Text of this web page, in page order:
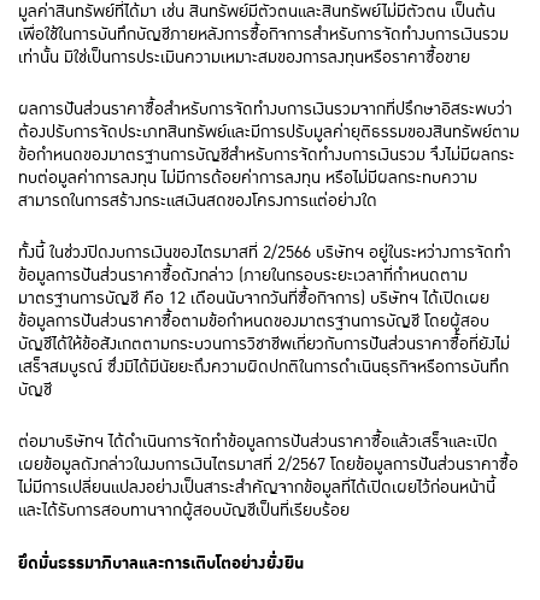
มูลค่าสินทรัพย์ที่ได้มา เช่น สินทรัพย์มีตัวตนและสินทรัพย์ไม่มีตัวตน เป็นต้น
เพื่อใช้ในการบันทึกบัญชีภายหลังการซื้อกิจการสำหรับการจัดทำงบการเงินรวม
เท่านั้น มิใช่เป็นการประเมินความเหมาะสมของการลงทุนหรือราคาซื้อขาย
ผลการปันส่วนราคาซื้อสำหรับการจัดทำงบการเงินรวมจากที่ปรึกษาอิสระพบว่า
ต้องปรับการจัดประเภทสินทรัพย์และมีการปรับมูลค่ายุติธรรมของสินทรัพย์ตาม
ข้อกำหนดของมาตรฐานการบัญชีสำหรับการจัดทำงบการเงินรวม จึงไม่มีผลกระ
ทบต่อมูลค่าการลงทุน ไม่มีการด้อยค่าการลงทุน หรือไม่มีผลกระทบความ
สามารถในการสร้างกระแสเงินสดของโครงการแต่อย่างใด
ทั้งนี้ ในช่วงปิดงบการเงินของไตรมาสที่ 2/2566 บริษัทฯ อยู่ในระหว่างการจัดทำ
ข้อมูลการปันส่วนราคาซื้อดังกล่าว (ภายในกรอบระยะเวลาที่กำหนดตาม
มาตรฐานการบัญชี คือ 12 เดือนนับจากวันที่ซื้อกิจการ) บริษัทฯ ได้เปิดเผย
ข้อมูลการปันส่วนราคาซื้อตามข้อกำหนดของมาตรฐานการบัญชี โดยผู้สอบ
บัญชีได้ให้ข้อสังเกตตามกระบวนการวิชาชีพเกี่ยวกับการปันส่วนราคาซื้อที่ยังไม่
เสร็จสมบูรณ์ ซึ่งมิได้มีนัยยะถึงความผิดปกติในการดำเนินธุรกิจหรือการบันทึก
บัญชี
ต่อมาบริษัทฯ ได้ดำเนินการจัดทำข้อมูลการปันส่วนราคาซื้อแล้วเสร็จและเปิด
เผยข้อมูลดังกล่าวในงบการเงินไตรมาสที่ 2/2567 โดยข้อมูลการปันส่วนราคาซื้อ
ไม่มีการเปลี่ยนแปลงอย่างเป็นสาระสำคัญจากข้อมูลที่ได้เปิดเผยไว้ก่อนหน้านี้
และได้รับการสอบทานจากผู้สอบบัญชีเป็นที่เรียบร้อย
ยึดมั่นธรรมาภิบาลและการเติบโตอย่างยั่งยืน